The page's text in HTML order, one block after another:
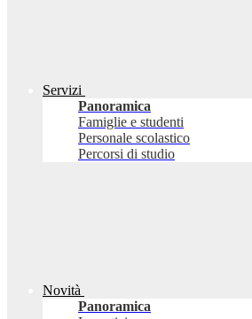
Servizi
Panoramica
Famiglie e studenti
Personale scolastico
Percorsi di studio
Novità
Panoramica